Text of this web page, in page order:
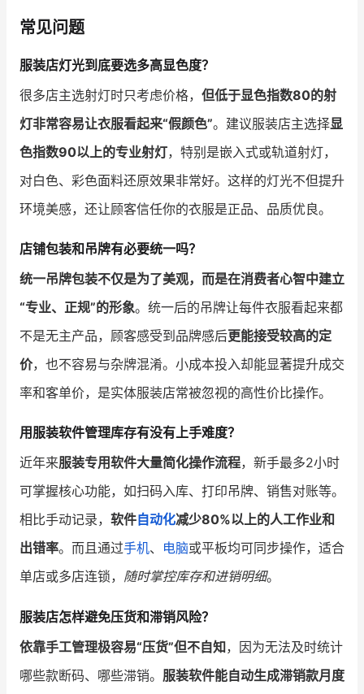
常见问题
服装店灯光到底要选多高显色度？
很多店主选射灯时只考虑价格， 但低于显色指数80的射
灯非常容易让衣服看起来“假颜色”。建议服装店主选择显
色指数90以上的专业射灯，特别是嵌入式或轨道射灯，
对白色、彩色面料还原效果非常好。这样的灯光不但提升
环境美感，还让顾客信任你的衣服是正品、品质优良。
店铺包装和吊牌有必要统一吗？
统一吊牌包装不仅是为了美观，而是在消费者心智中建立
“专业、正规”的形象。统一后的吊牌让每件衣服看起来都
不是无主产品，顾客感受到品牌感后更能接受较高的定
价，也不容易与杂牌混淆。小成本投入却能显著提升成交
率和客单价，是实体服装店常被忽视的高性价比操作。
用服装软件管理库存有没有上手难度？
近年来服装专用软件大量简化操作流程，新手最多2小时
可掌握核心功能，如扫码入库、打印吊牌、销售对账等。
相比手动记录， 软件自动化减少80%以上的人工作业和
出错率。而且通过手机、 电脑或平板均可同步操作，适合
单店或多店连锁， 随时掌控库存和进销明细。
服装店怎样避免压货和滞销风险？
依靠手工管理极容易“压货”但不自知，因为无法及时统计
哪些款断码、哪些滞销。 服装软件能自动生成滞销款月度